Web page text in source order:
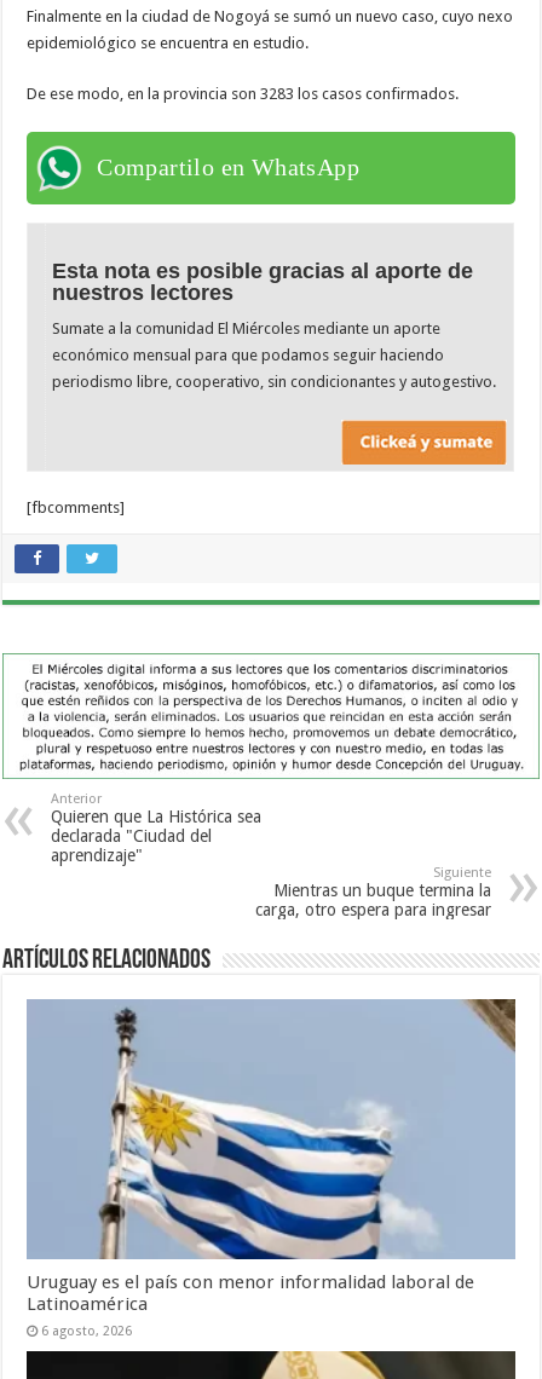
Finalmente en la ciudad de Nogoyá se sumó un nuevo caso, cuyo nexo
epidemiológico se encuentra en estudio.
De ese modo, en la provincia son 3283 los casos confirmados.
Compartilo en WhatsApp
Esta nota es posible gracias al aporte de
nuestros lectores
Sumate a la comunidad El Miércoles mediante un aporte
económico mensual para que podamos seguir haciendo
periodismo libre, cooperativo, sin condicionantes y autogestivo.
[fbcomments]
Anterior
Quieren que La Histórica sea
declarada "Ciudad del
aprendizaje"
Siguiente
Mientras un buque termina la
carga, otro espera para ingresar
Artículos Relacionados
Uruguay es el país con menor informalidad laboral de
Latinoamérica
6 agosto, 2026